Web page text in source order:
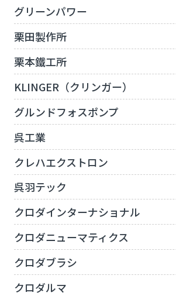
グリーンパワー
栗田製作所
栗本鐵工所
KLINGER（クリンガー）
グルンドフォスポンプ
呉工業
クレハエクストロン
呉羽テック
クロダインターナショナル
クロダニューマティクス
クロダブラシ
クロダルマ